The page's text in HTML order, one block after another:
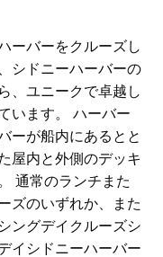
ーバーをクルーズし
シドニーハーバーの
、ユニークで卓越し
います。 ハーバー
ーが船内にあるとと
屋内と外側のデッキ
通常のランチまた
ズのいずれか、また
ングデイクルーズシ
イシドニーハーバー